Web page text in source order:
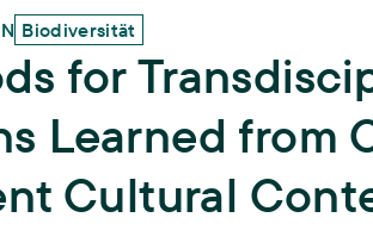
Biodiversität
for
Learned from
Cultural